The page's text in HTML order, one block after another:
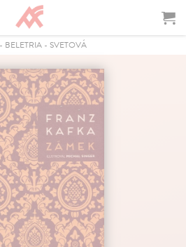
BELETRIA- SVETOVÁ